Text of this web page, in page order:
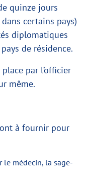
quinze jours
certains pays)
diplomatiques
de résidence.
par l’officier
même.
à fournir pour
le médecin, la sage-